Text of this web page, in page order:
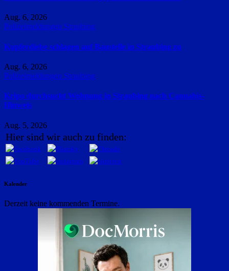
Aug. 6, 2026
Polizeimeldungen Straubing
Kupferdiebe schlagen auf Baustelle in Straubing zu
Aug. 6, 2026
Polizeimeldungen Straubing
Kripo durchsucht Wohnung in Straubing nach Cannabis-
Hinweis
Aug. 5, 2026
Hier sind wir auch zu finden:
Kalender
Derzeit keine kommenden Termine.